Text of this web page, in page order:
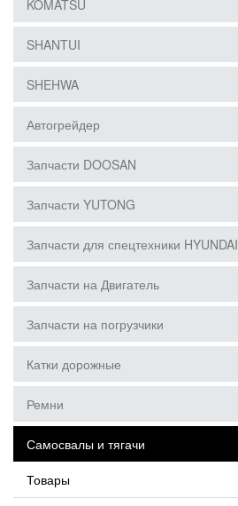
KOMATSU
SHANTUI
SHEHWA
Автогрейдер
Запчасти DOOSAN
Запчасти YUTONG
Запчасти для спецтехники HYUNDAI
Запчасти на Двигатель
Запчасти на погрузчики
Катки дорожные
Ремни
Самосвалы и тягачи
Товары